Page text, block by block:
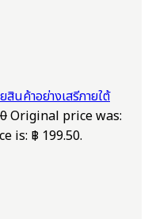
นค้าอย่างเสรีภายใต้
Original price was:
is: ฿ 199.50.